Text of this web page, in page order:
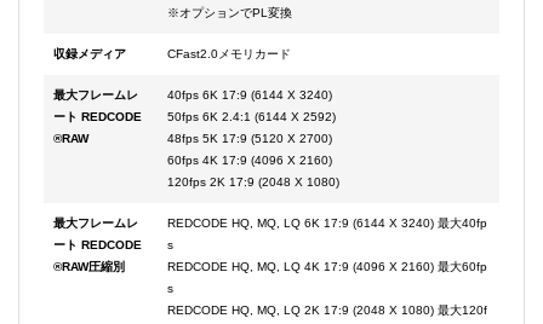
※オプションでPL変換
収録メディア CFast2.0メモリカード
最大フレームレ
ート REDCODE
®RAW
40fps 6K 17:9 (6144 X 3240)
50fps 6K 2.4:1 (6144 X 2592)
48fps 5K 17:9 (5120 X 2700)
60fps 4K 17:9 (4096 X 2160)
120fps 2K 17:9 (2048 X 1080)
最大フレームレ
ート REDCODE
®RAW圧縮別
REDCODE HQ, MQ, LQ 6K 17:9 (6144 X 3240) 最大40fp
s
REDCODE HQ, MQ, LQ 4K 17:9 (4096 X 2160) 最大60fp
s
REDCODE HQ, MQ, LQ 2K 17:9 (2048 X 1080) 最大120f